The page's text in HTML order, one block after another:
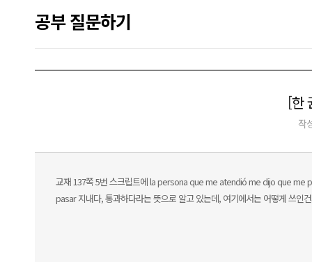
뉴
공부 질문하기
[한
작
교재 137쪽 5번 스크립트에 la persona que me atendió me dijo que
pasar 지내다, 통과하다라는 뜻으로 알고 있는데, 여기에서는 어떻게 쓰인